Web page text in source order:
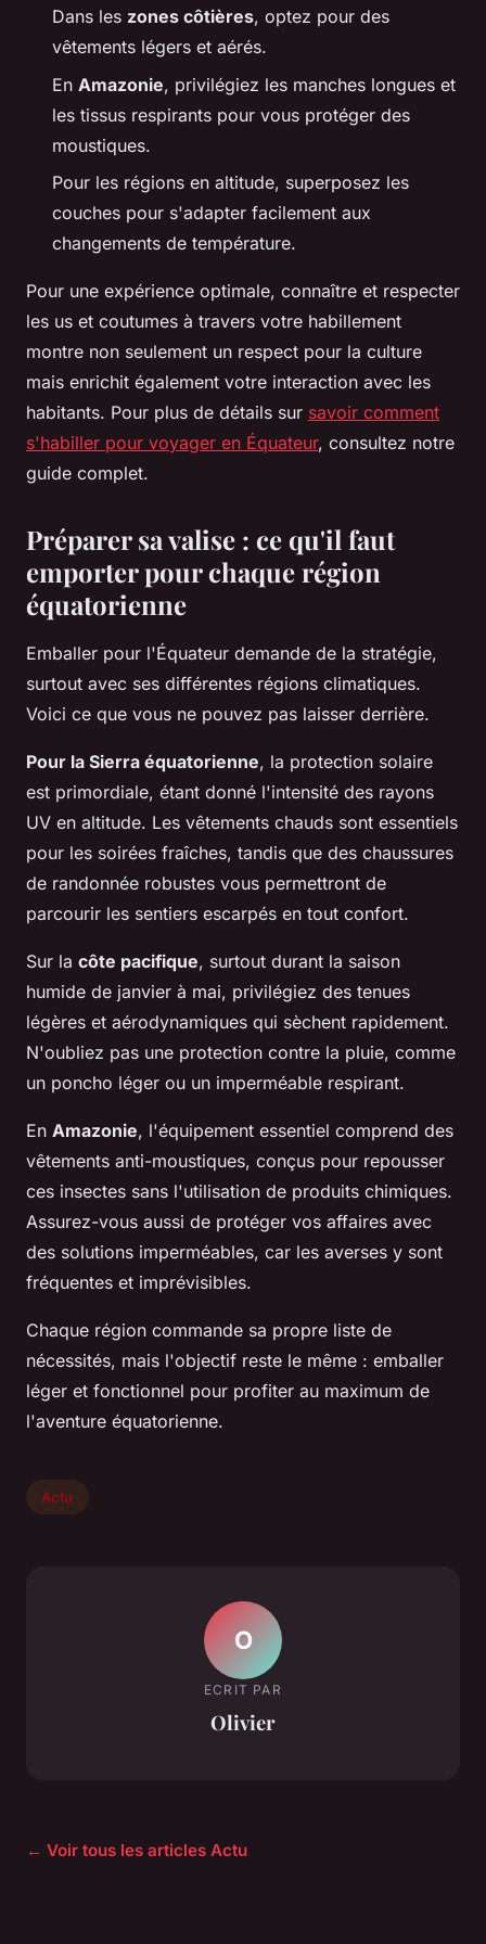
Dans les zones côtières, optez pour des
vêtements légers et aérés.
En Amazonie, privilégiez les manches longues et
les tissus respirants pour vous protéger des
moustiques.
Pour les régions en altitude, superposez les
couches pour s'adapter facilement aux
changements de température.
Pour une expérience optimale, connaître et respecter
les us et coutumes à travers votre habillement
montre non seulement un respect pour la culture
mais enrichit également votre interaction avec les
habitants. Pour plus de détails sur savoir comment
s'habiller pour voyager en Équateur, consultez notre
guide complet.
Préparer sa valise : ce qu'il faut
emporter pour chaque région
équatorienne
Emballer pour l'Équateur demande de la stratégie,
surtout avec ses différentes régions climatiques.
Voici ce que vous ne pouvez pas laisser derrière.
Pour la Sierra équatorienne, la protection solaire
est primordiale, étant donné l'intensité des rayons
UV en altitude. Les vêtements chauds sont essentiels
pour les soirées fraîches, tandis que des chaussures
de randonnée robustes vous permettront de
parcourir les sentiers escarpés en tout confort.
Sur la côte pacifique, surtout durant la saison
humide de janvier à mai, privilégiez des tenues
légères et aérodynamiques qui sèchent rapidement.
N'oubliez pas une protection contre la pluie, comme
un poncho léger ou un imperméable respirant.
En Amazonie, l'équipement essentiel comprend des
vêtements anti-moustiques, conçus pour repousser
ces insectes sans l'utilisation de produits chimiques.
Assurez-vous aussi de protéger vos affaires avec
des solutions imperméables, car les averses y sont
fréquentes et imprévisibles.
Chaque région commande sa propre liste de
nécessités, mais l'objectif reste le même : emballer
léger et fonctionnel pour profiter au maximum de
l'aventure équatorienne.
Actu
O
ECRIT PAR
Olivier
← Voir tous les articles Actu